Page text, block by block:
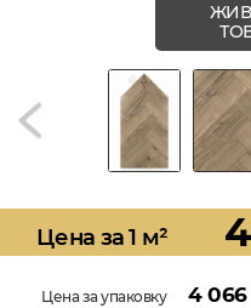
Цена за 1 м²
Цена за упаковку 4 066